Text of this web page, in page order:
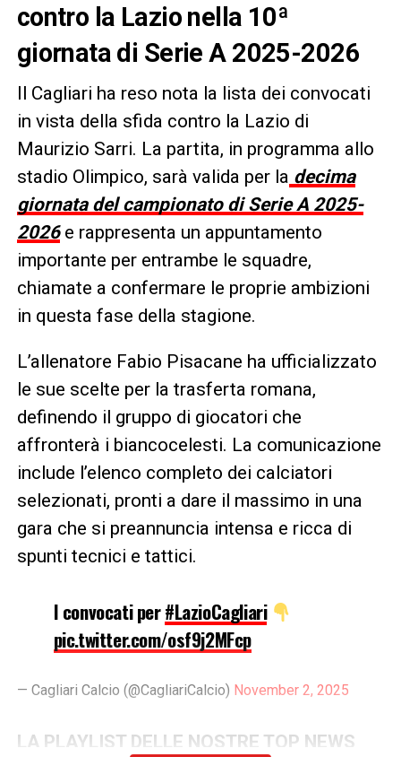
contro la Lazio nella 10ª
giornata di Serie A 2025-2026
Il Cagliari ha reso nota la lista dei convocati
in vista della sfida contro la Lazio di
Maurizio Sarri. La partita, in programma allo
stadio Olimpico, sarà valida per la decima
giornata del campionato di Serie A 2025-
2026e rappresenta un appuntamento
importante per entrambe le squadre,
chiamate a confermare le proprie ambizioni
in questa fase della stagione.
L’allenatore Fabio Pisacane ha ufficializzato
le sue scelte per la trasferta romana,
definendo il gruppo di giocatori che
affronterà i biancocelesti. La comunicazione
include l’elenco completo dei calciatori
selezionati, pronti a dare il massimo in una
gara che si preannuncia intensa e ricca di
spunti tecnici e tattici.
I convocati per#LazioCagliari
pic.twitter.com/osf9j2MFcp
— Cagliari Calcio (@CagliariCalcio) November 2, 2025
LA PLAYLIST DELLE NOSTRE TOP NEWS